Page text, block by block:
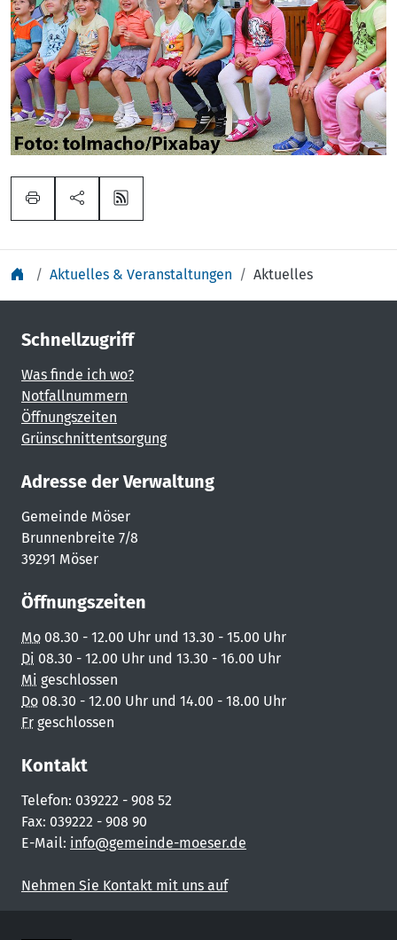
Aktuelles & Veranstaltungen Aktuelles
Schnellzugriff
Was finde ich wo?
Notfallnummern
Öffnungszeiten
Grünschnittentsorgung
Adresse der Verwaltung
Gemeinde Möser
Brunnenbreite 7/8
39291 Möser
Öffnungszeiten
Mo 08.30 - 12.00 Uhr und 13.30 - 15.00 Uhr
Di 08.30 - 12.00 Uhr und 13.30 - 16.00 Uhr
Mi geschlossen
Do 08.30 - 12.00 Uhr und 14.00 - 18.00 Uhr
Fr geschlossen
Kontakt
Telefon: 039222 - 908 52
Fax: 039222 - 908 90
E-Mail: info@gemeinde-moeser.de
Nehmen Sie Kontakt mit uns auf